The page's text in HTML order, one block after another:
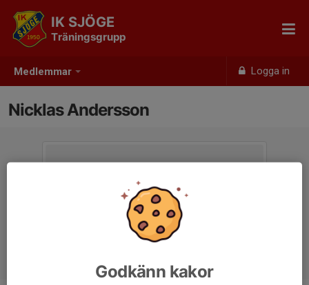
Medlemmar Logga in
IK SJÖGE
Träningsgrupp
Nicklas Andersson
Godkänn kakor